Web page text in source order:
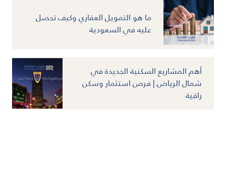
ما هو التمويل العقاري وكيف تحصل
عليه في السعودية
أهم المشاريع السكنية الجديدة في
شمال الرياض | فرص استثمار وسكن
راقية